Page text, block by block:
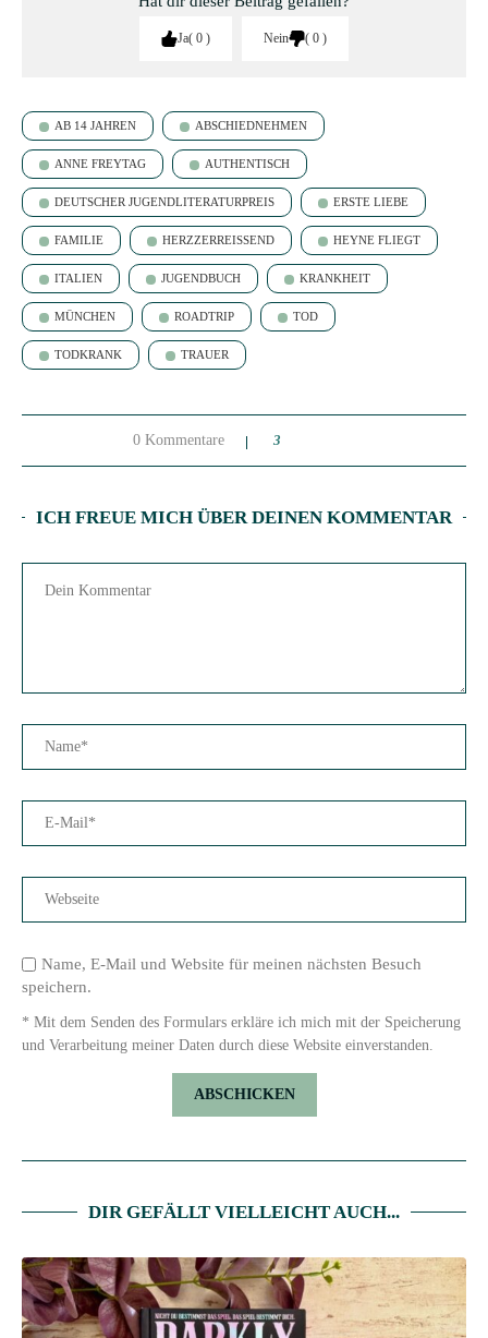
Ja 0 Nein 0
AB 14 JAHREN ABSCHIEDNEHMEN
ANNE FREYTAG AUTHENTISCH
DEUTSCHER JUGENDLITERATURPREIS ERSTE LIEBE
FAMILIE HERZZERREISSEND HEYNE FLIEGT
ITALIEN JUGENDBUCH KRANKHEIT
MÜNCHEN ROADTRIP TOD
TODKRANK TRAUER
0 Kommentare 3
ICH FREUE MICH ÜBER DEINEN KOMMENTAR
Name, E-Mail und Website für meinen nächsten Besuch
speichern.
* Mit dem Senden des Formulars erkläre ich mich mit der Speicherung
und Verarbeitung meiner Daten durch diese Website einverstanden.
DIR GEFÄLLT VIELLEICHT AUCH...